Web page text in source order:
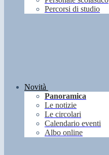
Percorsi di studio
Novità
Panoramica
Le notizie
Le circolari
Calendario eventi
Albo online